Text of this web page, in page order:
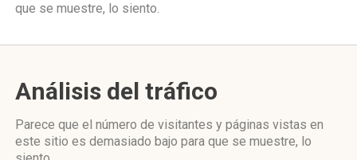
que se muestre, lo siento.
Análisis del tráfico
Parece que el número de visitantes y páginas vistas en
este sitio es demasiado bajo para que se muestre, lo